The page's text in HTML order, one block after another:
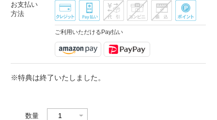
お支払い
方法
ご利用いただけるPay払い
※特典は終了いたしました。
数量